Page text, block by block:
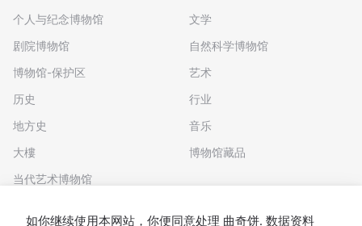
个人与纪念博物馆
剧院博物馆
博物馆-保护区
历史
地方史
大樓
当代艺术博物馆
文学
自然科学博物馆
艺术
行业
音乐
博物馆藏品
如你继续使用本网站，你便同意处理 曲奇饼. 数据资料